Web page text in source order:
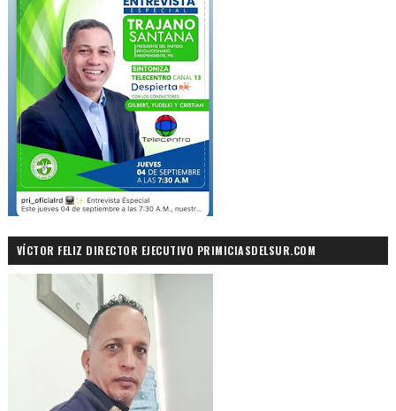
VÍCTOR FELIZ DIRECTOR EJECUTIVO PRIMICIASDELSUR.COM